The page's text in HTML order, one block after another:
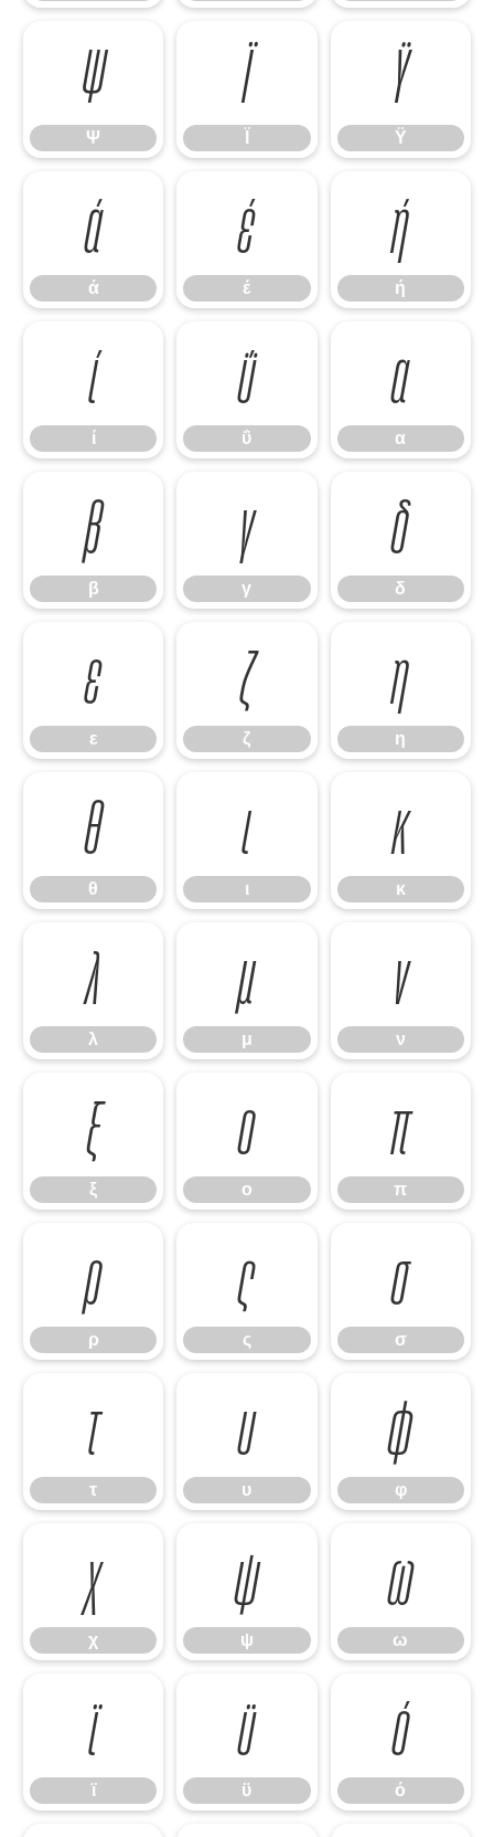
Ψ
Ψ
Ϊ Ϋ
Ϋ
ά
ά
έ
έ
ή
ή
ί
ί
ΰ
ΰ
α
α
β
β
γ
γ
δ
δ
ε
ε
ζ
ζ
η
η
θ
θ
ι
ι
κ
κ
λ
λ
μ
μ
ν
ν
ξ
ξ
ο
ο
π
π
ρ
ρ
ς
ς
σ
σ
τ
τ
υ
υ
φ
φ
χ
χ
ψ
ψ
ω
ω
ϊ
ϊ
ϋ
ϋ
ό
ό